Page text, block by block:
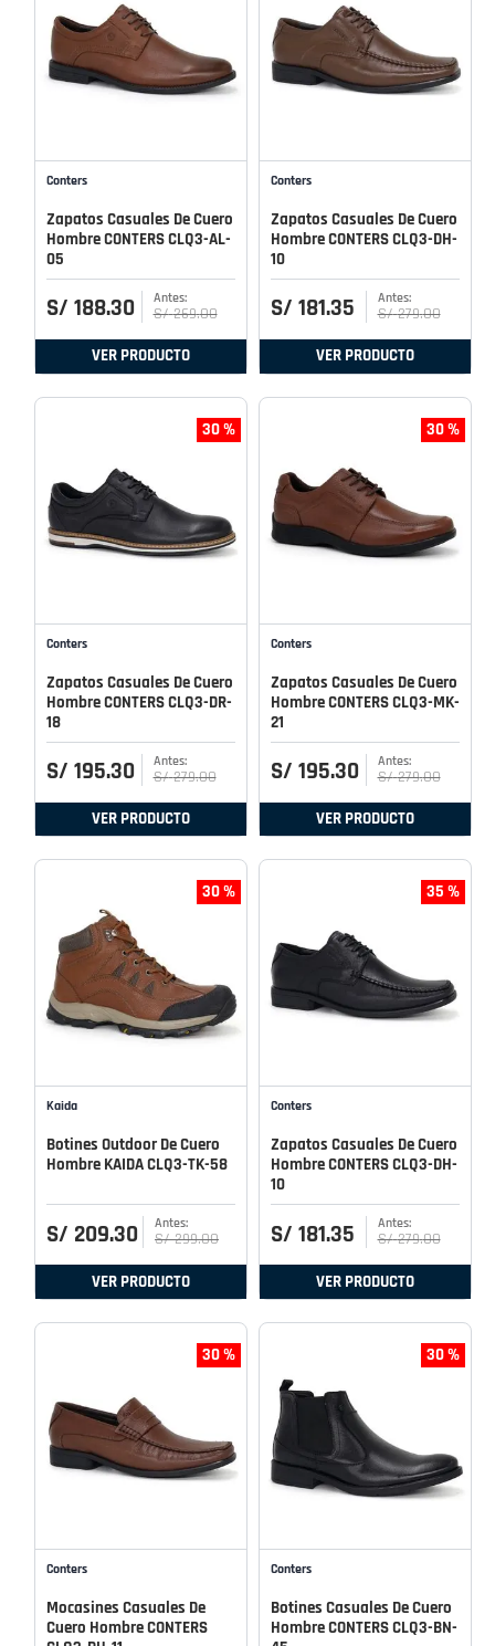
Conters
Zapatos Casuales De Cuero
Hombre CONTERS CLQ3-AL-
05
S/ 188.30 S/ 269.00
VER PRODUCTO
Conters
Zapatos Casuales De Cuero
Hombre CONTERS CLQ3-DH-
10
S/ 181.35 S/ 279.00
VER PRODUCTO
30 %
Conters
Zapatos Casuales De Cuero
Hombre CONTERS CLQ3-DR-
18
S/ 195.30 S/ 279.00
VER PRODUCTO
30 %
Conters
Zapatos Casuales De Cuero
Hombre CONTERS CLQ3-MK-
21
S/ 195.30 S/ 279.00
VER PRODUCTO
30 %
Kaida
Botines Outdoor De Cuero
Hombre KAIDA CLQ3-TK-58
S/ 209.30 S/ 299.00
VER PRODUCTO
35 %
Conters
Zapatos Casuales De Cuero
Hombre CONTERS CLQ3-DH-
10
S/ 181.35 S/ 279.00
VER PRODUCTO
30 %
Conters
Mocasines Casuales De
Cuero Hombre CONTERS
30 %
Conters
Botines Casuales De Cuero
Hombre CONTERS CLQ3-BN-